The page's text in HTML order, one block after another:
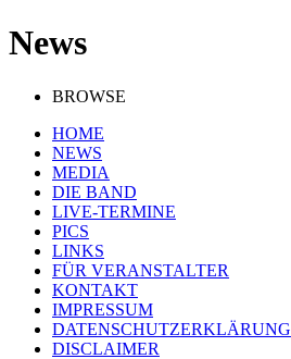
News
BROWSE
HOME
NEWS
MEDIA
DIE BAND
LIVE-TERMINE
PICS
LINKS
FÜR VERANSTALTER
KONTAKT
IMPRESSUM
DATENSCHUTZERKLÄRUNG
DISCLAIMER